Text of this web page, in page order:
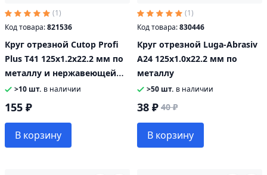
(1)
Код товара:821536
Круг отрезной Cutop Profi
Plus Т41 125х1.2х22.2 мм по
металлу и нержавеющей
стали
>10 шт. в наличии
155 ₽
В корзину
(1)
Код товара:830446
Круг отрезной Luga-Abrasiv
А24 125х1.0х22.2 мм по
металлу
>50 шт. в наличии
38 ₽ 40 ₽
В корзину